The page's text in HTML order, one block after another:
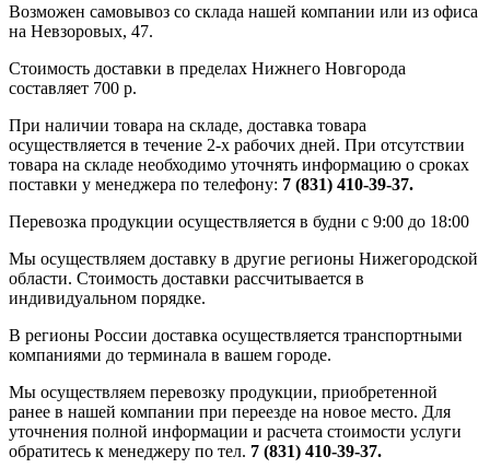
Возможен самовывоз со склада нашей компании или из офиса
на Невзоровых, 47.
Стоимость доставки в пределах Нижнего Новгорода
составляет 700 р.
При наличии товара на складе, доставка товара
осуществляется в течение 2-х рабочих дней. При отсутствии
товара на складе необходимо уточнять информацию о сроках
поставки у менеджера по телефону: 7 (831) 410-39-37.
Перевозка продукции осуществляется в будни с 9:00 до 18:00
Мы осуществляем доставку в другие регионы Нижегородской
области. Стоимость доставки рассчитывается в
индивидуальном порядке.
В регионы России доставка осуществляется транспортными
компаниями до терминала в вашем городе.
Мы осуществляем перевозку продукции, приобретенной
ранее в нашей компании при переезде на новое место. Для
уточнения полной информации и расчета стоимости услуги
обратитесь к менеджеру по тел. 7 (831) 410-39-37.